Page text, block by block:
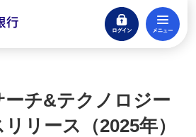
ログイン
閉じる
ーチ&テクノロジー
リース（2025年）